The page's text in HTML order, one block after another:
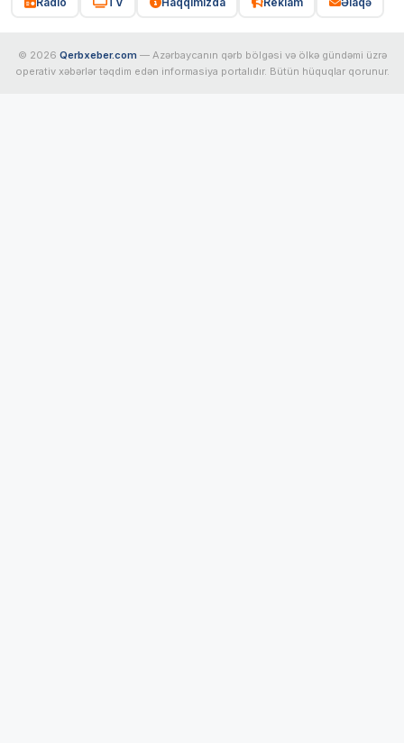
© 2026 Qerbxeber.com — Azərbaycanın qərb bölgəsi və ölkə gündəmi üzrə
operativ xəbərlər təqdim edən informasiya portalıdır. Bütün hüquqlar qorunur.